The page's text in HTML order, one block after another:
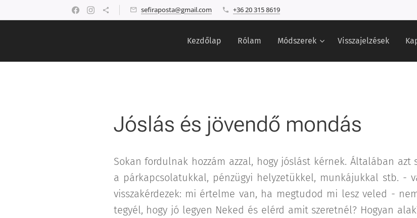
sefiraposta@gmail.com +36 20 315 8619
Kezdőlap Rólam Módszerek Visszajelzések
Jóslás és jövendő mondás
Sokan fordulnak hozzám azzal, hogy jóslást kérnek. Általában azt
a párkapcsolatukkal, pénzügyi helyzetükkel, munkájukkal stb. -
visszakérdezek: mi értelme van, ha megtudod mi lesz veled -
tegyél, hogy jó legyen Neked és elérd amit szeretnél? Hogyan